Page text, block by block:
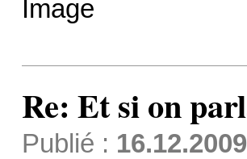
Re: Et si on
Publié :